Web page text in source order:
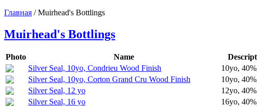
Главная / Muirhead's Bottlings
Muirhead's Bottlings
Photo Name
Silver Seal, 10yo, Condrieu Wood Finish
10yo,
Silver Seal, 10yo, Corton Grand Cru Wood Finish
10yo,
Silver Seal, 12 yo
12yo,
Silver Seal, 16 yo
16yo,